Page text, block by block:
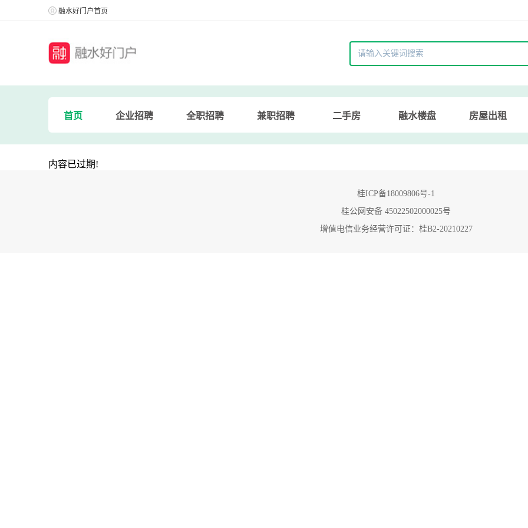
融水好门户首页
首页 企业招聘 全职招聘 兼职招聘 二手房 融水楼盘 房屋出租
内容已过期!
桂ICP备18009806号-1
桂公网安备 45022502000025号
增值电信业务经营许可证：桂B2-20210227